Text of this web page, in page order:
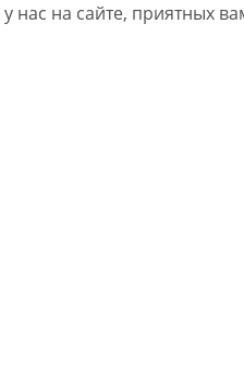
нас на сайте, приятных